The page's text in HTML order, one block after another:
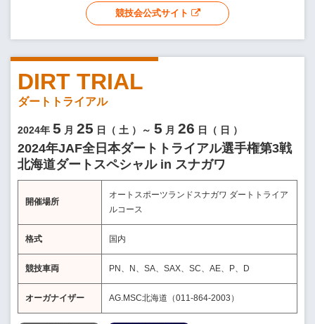
競技会公式サイト
DIRT TRIAL
ダートトライアル
2024年 5 月 25 日（ 土 ）～ 5 月 26 日（ 日 ）
2024年JAF全日本ダートトライアル選手権第3戦
北海道ダートスペシャル in スナガワ
開催場所
オートスポーツランドスナガワ ダートトライア
ルコース
格式 国内
競技車両 PN、N、SA、SAX、SC、AE、P、D
オーガナイザー AG.MSC北海道（011-864-2003）